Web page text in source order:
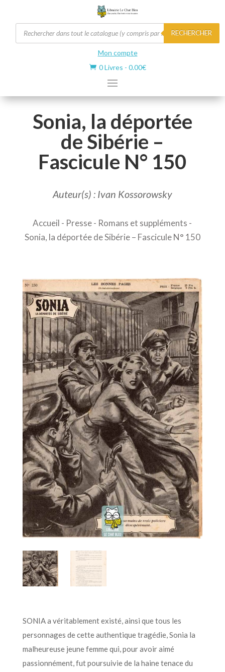
Recherche
de
produits
RECHERCHER
Mon compte
 0 Livres - 0.00€
Sonia, la déportée
de Sibérie –
Fascicule N° 150
Auteur(s) : Ivan Kossorowsky
Accueil - Presse- Romans et suppléments -
Sonia, la déportée de Sibérie – Fascicule N° 150
SONIA a véritablement existé, ainsi que tous les
personnages de cette authentique tragédie, Sonia la
malheureuse jeune femme qui, pour avoir aimé
passionnément, fut poursuivie de la haine tenace du